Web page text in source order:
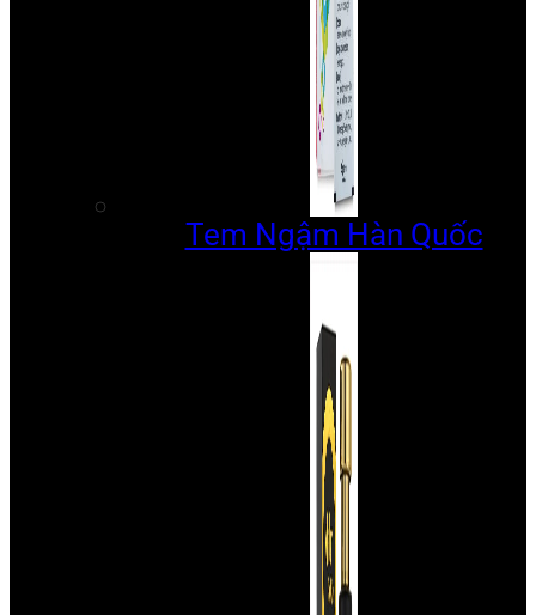
Tem Ngậm Hàn Quốc